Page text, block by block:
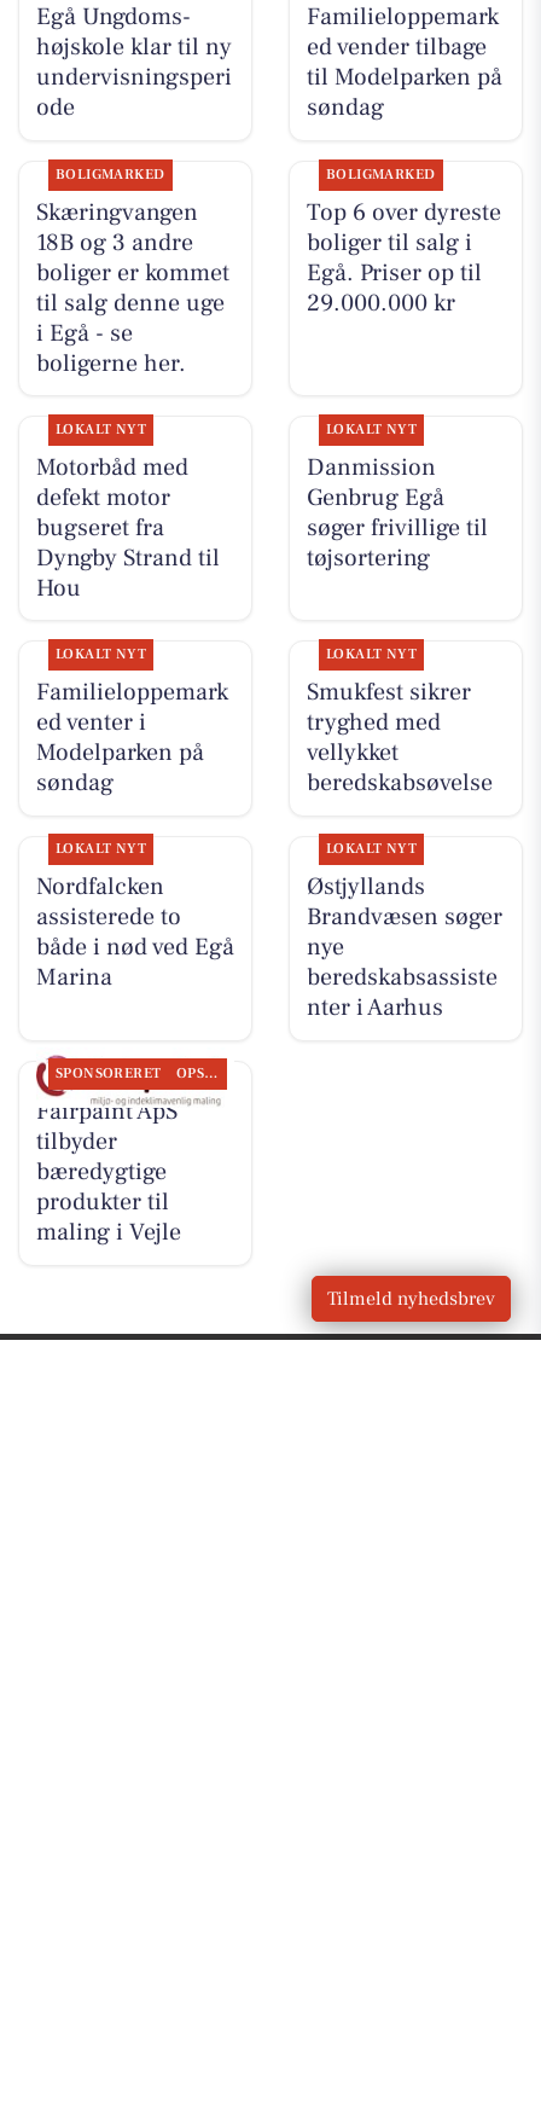
Egå Ungdoms-
højskole klar til ny
undervisningsperi
ode
Familieloppemark
ed vender tilbage
til Modelparken på
søndag
BOLIGMARKED
Skæringvangen
18B og 3 andre
boliger er kommet
til salg denne uge
i Egå - se
boligerne her.
BOLIGMARKED
Top 6 over dyreste
boliger til salg i
Egå. Priser op til
29.000.000 kr
LOKALT NYT
Motorbåd med
defekt motor
bugseret fra
Dyngby Strand til
Hou
LOKALT NYT
Danmission
Genbrug Egå
søger frivillige til
tøjsortering
LOKALT NYT
Familieloppemark
ed venter i
Modelparken på
søndag
LOKALT NYT
Smukfest sikrer
tryghed med
vellykket
beredskabsøvelse
LOKALT NYT
Nordfalcken
assisterede to
både i nød ved Egå
Marina
LOKALT NYT
Østjyllands
Brandvæsen søger
nye
beredskabsassiste
nter i Aarhus
SPONSORERET OPSLAGSTAVLEN
Fairpaint ApS
tilbyder
bæredygtige
produkter til
maling i Vejle
Tilmeld nyhedsbrev